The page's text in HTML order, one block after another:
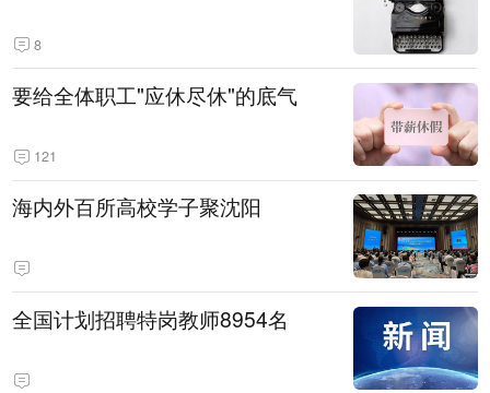
8
要给全体职工"应休尽休"的底气
121
海内外百所高校学子聚沈阳
全国计划招聘特岗教师8954名